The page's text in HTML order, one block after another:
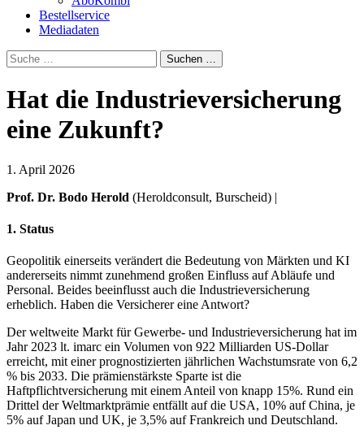
Bestellservice
Mediadaten
Hat die Industrieversicherung
eine Zukunft?
1. April 2026
Prof. Dr. Bodo Herold (Heroldconsult, Burscheid) |
1. Status
Geopolitik einerseits verändert die Bedeutung von Märkten und KI
andererseits nimmt zunehmend großen Einfluss auf Abläufe und
Personal. Beides beeinflusst auch die Industrieversicherung
erheblich. Haben die Versicherer eine Antwort?
Der weltweite Markt für Gewerbe- und Industrieversicherung hat im
Jahr 2023 lt. imarc ein Volumen von 922 Milliarden US-Dollar
erreicht, mit einer prognostizierten jährlichen Wachstumsrate von 6,2
% bis 2033. Die prämienstärkste Sparte ist die
Haftpflichtversicherung mit einem Anteil von knapp 15%. Rund ein
Drittel der Weltmarktprämie entfällt auf die USA, 10% auf China, je
5% auf Japan und UK, je 3,5% auf Frankreich und Deutschland.